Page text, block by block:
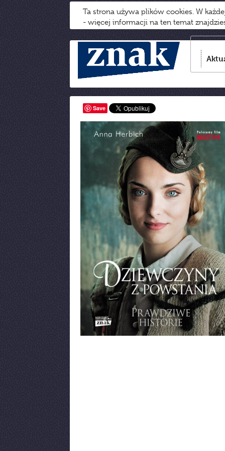
Ta strona używa plików cookies. W
- więcej informacji na ten temat
Save